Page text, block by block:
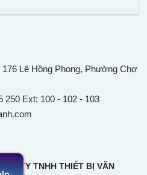
Lê Hồng Phong, Phường Chợ
Ext: 100 - 102 - 103
TY TNHH THIẾT BỊ VĂN